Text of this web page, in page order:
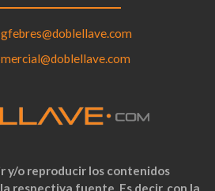
gfebres@doblellave.com
o reproducir los contenidos
respectiva fuente. Es decir, con la